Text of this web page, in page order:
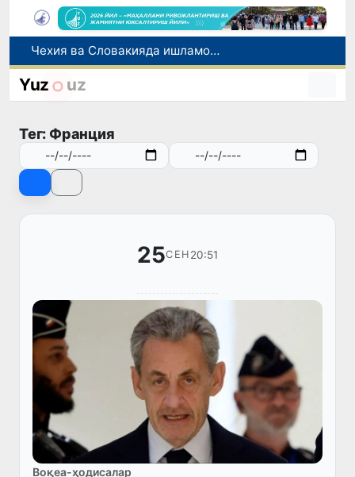
Боланинг фамилиясига отасининг исмини беришга рухсат берилади
Беҳруз Каримов фаолиятини Швейцариянинг «Лугано» клубида давом эттиради
Чехия ва Словакияда ишламоқчи бўлган тиббиёт мутахассислари рўйхатга олинади
Yuz uz
Тег: Франция
25СЕН 20:51
Воқеа-ҳодисалар